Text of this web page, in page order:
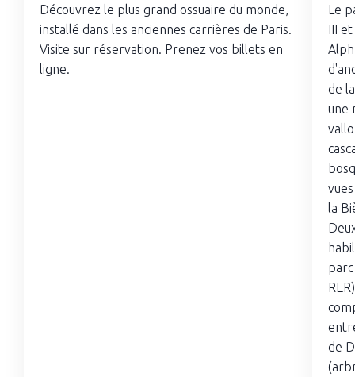
Découvrez le plus grand ossuaire du monde,
installé dans les anciennes carrières de Paris.
Visite sur réservation. Prenez vos billets en
ligne.
Le
III
de
une
la
de